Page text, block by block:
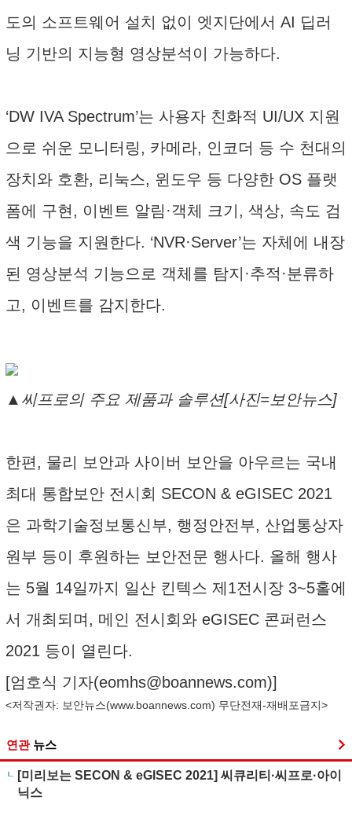
도의 소프트웨어 설치 없이 엣지단에서 AI 딥러
닝 기반의 지능형 영상분석이 가능하다.
‘DW IVA Spectrum’는 사용자 친화적 UI/UX 지원
으로 쉬운 모니터링, 카메라, 인코더 등 수 천대의
장치와 호환, 리눅스, 윈도우 등 다양한 OS 플랫
폼에 구현, 이벤트 알림·객체 크기, 색상, 속도 검
색 기능을 지원한다. ‘NVR·Server’는 자체에 내장
된 영상분석 기능으로 객체를 탐지·추적·분류하
고, 이벤트를 감지한다.
▲씨프로의 주요 제품과 솔루션[사진=보안뉴스]
한편, 물리 보안과 사이버 보안을 아우르는 국내
최대 통합보안 전시회 SECON & eGISEC 2021
은 과학기술정보통신부, 행정안전부, 산업통상자
원부 등이 후원하는 보안전문 행사다. 올해 행사
는 5월 14일까지 일산 킨텍스 제1전시장 3~5홀에
서 개최되며, 메인 전시회와 eGISEC 콘퍼런스
2021 등이 열린다.
[엄호식 기자(eomhs@boannews.com)]
<저작권자: 보안뉴스(www.boannews.com) 무단전재-재배포금지>
연관 뉴스
[미리보는 SECON & eGISEC 2021] 씨큐리티·씨프로·아이
닉스